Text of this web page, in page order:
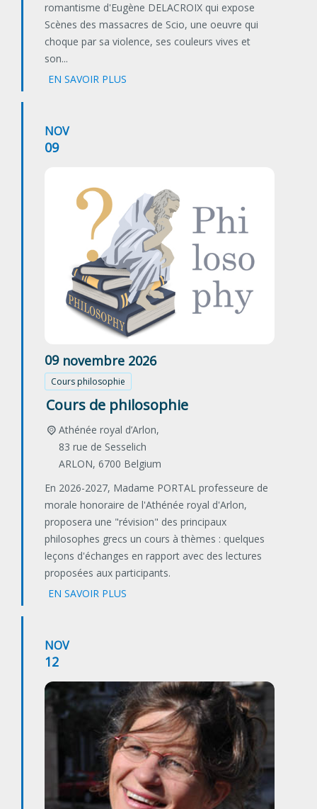
romantisme d'Eugène DELACROIX qui expose
Scènes des massacres de Scio, une oeuvre qui
choque par sa violence, ses couleurs vives et
son...
EN SAVOIR PLUS
NOV
09
09 novembre 2026
Cours philosophie
Cours de philosophie
Athénée royal d’Arlon,
83 rue de Sesselich
ARLON, 6700 Belgium
En 2026-2027, Madame PORTAL professeure de
morale honoraire de l'Athénée royal d'Arlon,
proposera une "révision" des principaux
philosophes grecs un cours à thèmes : quelques
leçons d'échanges en rapport avec des lectures
proposées aux participants.
EN SAVOIR PLUS
NOV
12